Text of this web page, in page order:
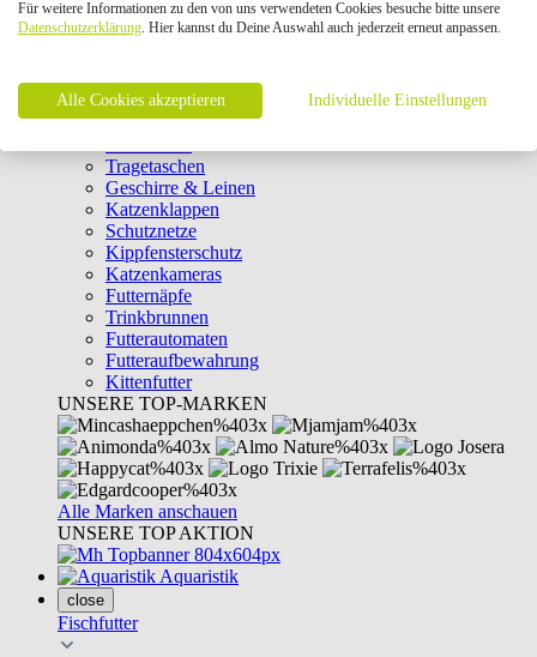
Intelligenzspielzeug
Laserpointer & Elektrospielzeug
Clicker & Target Sticks für Katzen
Weiteres Katzenspielzeug
Transportboxen
Tragetaschen
Geschirre & Leinen
Katzenklappen
Schutznetze
Kippfensterschutz
Katzenkameras
Futternäpfe
Trinkbrunnen
Futterautomaten
Futteraufbewahrung
Kittenfutter
UNSERE TOP-MARKEN
Alle Marken anschauen
UNSERE TOP AKTION
Aquaristik
close
Fischfutter
Für weitere Informationen zu den von uns verwendeten Cookies besuche bitte unsere
Datenschutzerklärung. Hier kannst du Deine Auswahl auch jederzeit erneut anpassen.
Alle Cookies akzeptieren Individuelle Einstellungen